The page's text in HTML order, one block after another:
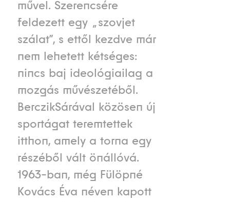
művel. Szerencsére
feldezett egy „szovjet
szálat”, s ettől kezdve már
nem lehetett kétséges:
nincs baj ideológiailag a
mozgás művészetéből.
BerczikSárával közösen új
sportágat teremtettek
itthon, amely a torna egy
részéből vált önállóvá.
1963-ban, még Fülöpné
Kovács Éva néven kapott